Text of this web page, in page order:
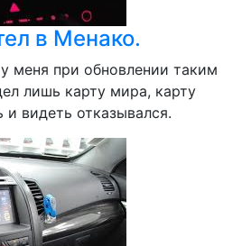
в Менако.
меня при обновлении таким
лишь карту мира, карту
видеть отказывался.